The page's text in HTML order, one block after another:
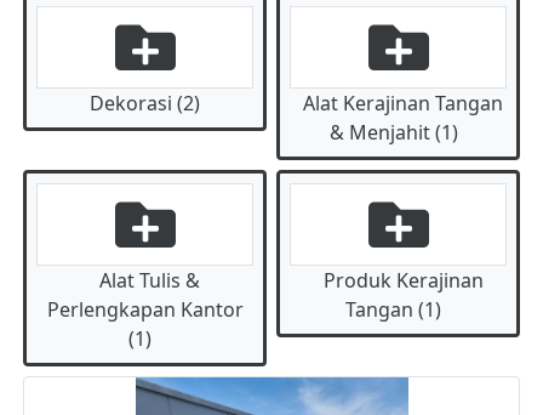
Dekorasi (2)
Alat Kerajinan Tangan
& Menjahit (1)
Alat Tulis &
Perlengkapan Kantor
(1)
Produk Kerajinan
Tangan (1)